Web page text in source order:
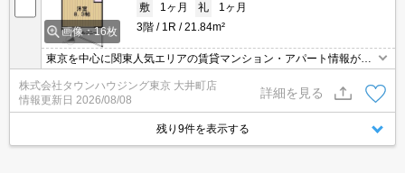
画像：16枚
敷
1ヶ月 礼
1ヶ月
3階
1R 21.84m²
東京を中心に関東人気エリアの賃貸マンション・アパート情報が豊
アパートをお探しします！
株式会社タウンハウジング東京 大井町店
情報更新日 2026/08/08
詳細を見る
残り9件を表示する